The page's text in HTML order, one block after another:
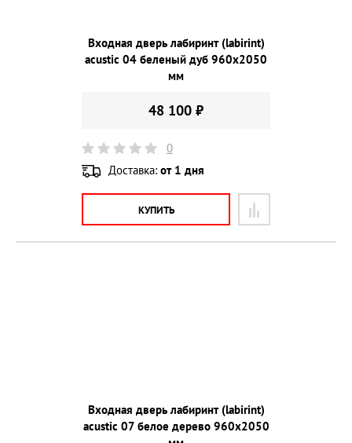
Входная дверь лабиринт (labirint)
acustic 04 беленый дуб 960х2050
мм
48 100 ₽
0
Доставка: от 1 дня
КУПИТЬ
Входная дверь лабиринт (labirint)
acustic 07 белое дерево 960х2050